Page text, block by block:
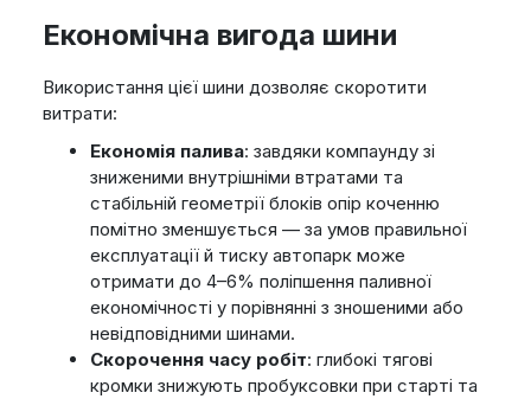
Економічна вигода шини
Використання цієї шини дозволяє скоротити
витрати:
Економія палива: завдяки компаунду зі
зниженими внутрішніми втратами та
стабільній геометрії блоків опір коченню
помітно зменшується — за умов правильної
експлуатації й тиску автопарк може
отримати до 4–6% поліпшення паливної
економічності у порівнянні з зношеними або
невідповідними шинами.
Скорочення часу робіт: глибокі тягові
кромки знижують пробуксовки при старті та